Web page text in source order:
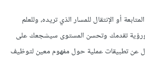
أو الإنتقال للمسار الذي تريده، وللعلم
ورؤية تقدمك وتحسن المستوى سيشجعك على
عن تطبيقات عملية حول مفهوم معين لتوظيف